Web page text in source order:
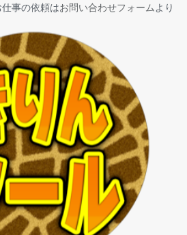
事の依頼はお問い合わせフォームより